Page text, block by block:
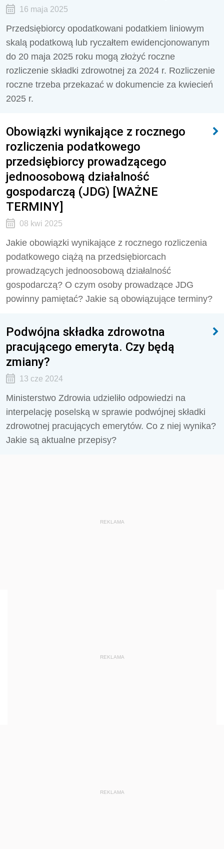
16 maja 2025
Przedsiębiorcy opodatkowani podatkiem liniowym
skalą podatkową lub ryczałtem ewidencjonowanym
do 20 maja 2025 roku mogą złożyć roczne
rozliczenie składki zdrowotnej za 2024 r. Rozliczenie
roczne trzeba przekazać w dokumencie za kwiecień
2025 r.
Obowiązki wynikające z rocznego
rozliczenia podatkowego
przedsiębiorcy prowadzącego
jednoosobową działalność
gospodarczą (JDG) [WAŻNE
TERMINY]
08 kwi 2025
Jakie obowiązki wynikające z rocznego rozliczenia
podatkowego ciążą na przedsiębiorcach
prowadzących jednoosobową działalność
gospodarczą? O czym osoby prowadzące JDG
powinny pamiętać? Jakie są obowiązujące terminy?
Podwójna składka zdrowotna
pracującego emeryta. Czy będą
zmiany?
13 cze 2024
Ministerstwo Zdrowia udzieliło odpowiedzi na
interpelację poselską w sprawie podwójnej składki
zdrowotnej pracujących emerytów. Co z niej wynika?
Jakie są aktualne przepisy?
REKLAMA
REKLAMA
REKLAMA